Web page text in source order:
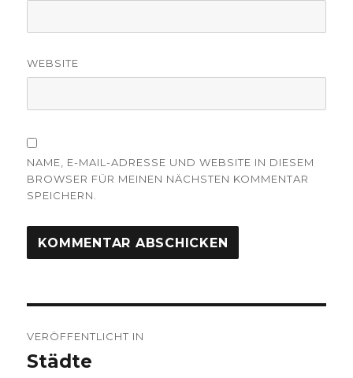
WEBSITE
NAME, E-MAIL-ADRESSE UND WEBSITE IN DIESEM
BROWSER FÜR MEINEN NÄCHSTEN KOMMENTAR
SPEICHERN.
VERÖFFENTLICHT IN
Städte